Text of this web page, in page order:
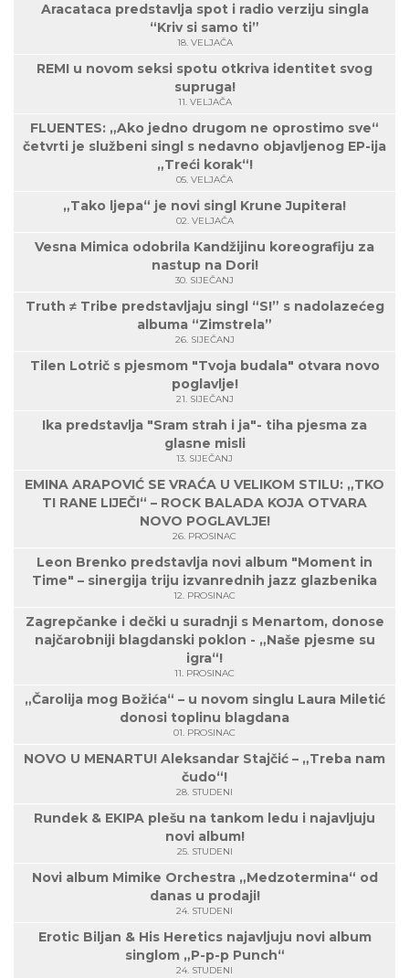
Aracataca predstavlja spot i radio verziju singla
“Kriv si samo ti”
18. VELJAČA
REMI u novom seksi spotu otkriva identitet svog
supruga!
11. VELJAČA
FLUENTES: „Ako jedno drugom ne oprostimo sve“
četvrti je službeni singl s nedavno objavljenog EP-ija
„Treći korak“!
05. VELJAČA
„Tako ljepa“ je novi singl Krune Jupitera!
02. VELJAČA
Vesna Mimica odobrila Kandžijinu koreografiju za
nastup na Dori!
30. SIJEČANJ
Truth ≠ Tribe predstavljaju singl “S!” s nadolazećeg
albuma “Zimstrela”
26. SIJEČANJ
Tilen Lotrič s pjesmom "Tvoja budala" otvara novo
poglavlje!
21. SIJEČANJ
Ika predstavlja "Sram strah i ja"- tiha pjesma za
glasne misli
13. SIJEČANJ
EMINA ARAPOVIĆ SE VRAĆA U VELIKOM STILU: „TKO
TI RANE LIJEČI“ – ROCK BALADA KOJA OTVARA
NOVO POGLAVLJE!
26. PROSINAC
Leon Brenko predstavlja novi album "Moment in
Time" – sinergija triju izvanrednih jazz glazbenika
12. PROSINAC
Zagrepčanke i dečki u suradnji s Menartom, donose
najčarobniji blagdanski poklon - „Naše pjesme su
igra“!
11. PROSINAC
„Čarolija mog Božića“ – u novom singlu Laura Miletić
donosi toplinu blagdana
01. PROSINAC
NOVO U MENARTU! Aleksandar Stajčić – „Treba nam
čudo“!
28. STUDENI
Rundek & EKIPA plešu na tankom ledu i najavljuju
novi album!
25. STUDENI
Novi album Mimike Orchestra „Medzotermina“ od
danas u prodaji!
24. STUDENI
Erotic Biljan & His Heretics najavljuju novi album
singlom „P-p-p Punch“
24. STUDENI